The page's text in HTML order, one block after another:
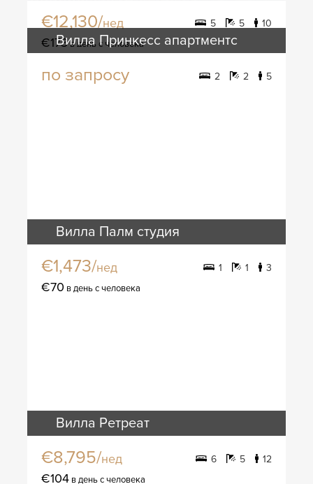
€12,130/нед 5 5 10
€173в день с человека
Вилла Принкесс апартментс
по запросу 2 2 5
Вилла Палм студия
€1,473/нед 1 1 3
€70 в день с человека
Вилла Ретреат
€8,795/нед 6 5 12
€104 в день с человека